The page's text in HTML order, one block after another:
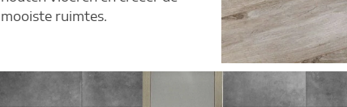
mooiste ruimtes.